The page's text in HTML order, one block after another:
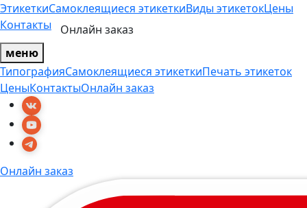
ЭтикеткиСамоклеящиеся этикеткиВиды этикетокЦены
Контакты
Онлайн заказ
меню
ТипографияСамоклеящиеся этикеткиПечать этикеток
ЦеныКонтактыОнлайн заказ
Онлайн заказ